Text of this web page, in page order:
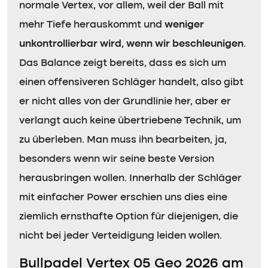
normale Vertex, vor allem, weil der Ball mit
mehr Tiefe herauskommt und weniger
unkontrollierbar wird, wenn wir beschleunigen.
Das Balance zeigt bereits, dass es sich um
einen offensiveren Schläger handelt, also gibt
er nicht alles von der Grundlinie her, aber er
verlangt auch keine übertriebene Technik, um
zu überleben. Man muss ihn bearbeiten, ja,
besonders wenn wir seine beste Version
herausbringen wollen. Innerhalb der Schläger
mit einfacher Power erschien uns dies eine
ziemlich ernsthafte Option für diejenigen, die
nicht bei jeder Verteidigung leiden wollen.
Bullpadel Vertex 05 Geo 2026 am